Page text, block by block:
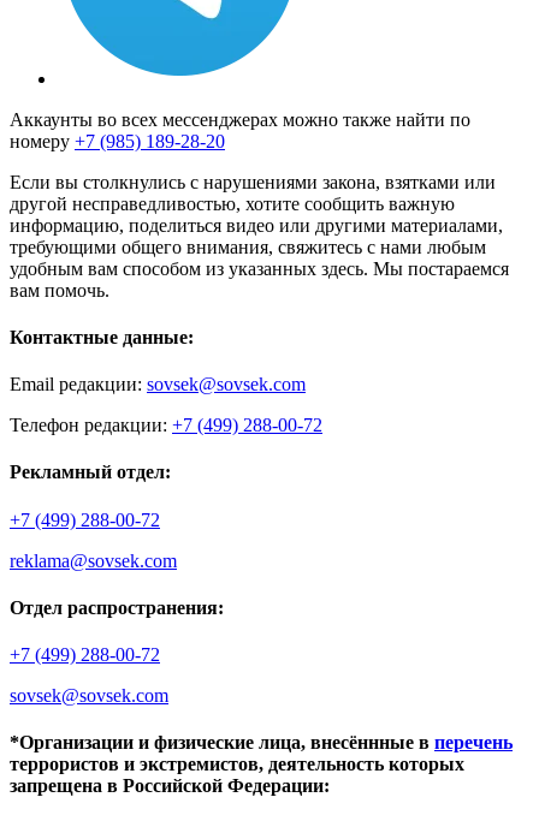
Аккаунты во всех мессенджерах можно также найти по
номеру +7 (985) 189-28-20
Если вы столкнулись с нарушениями закона, взятками или
другой несправедливостью, хотите сообщить важную
информацию, поделиться видео или другими материалами,
требующими общего внимания, свяжитесь с нами любым
удобным вам способом из указанных здесь. Мы постараемся
вам помочь.
Контактные данные:
Email редакции: sovsek@sovsek.com
Телефон редакции: +7 (499) 288-00-72
Рекламный отдел:
+7 (499) 288-00-72
reklama@sovsek.com
Отдел распространения:
+7 (499) 288-00-72
sovsek@sovsek.com
*Организации и физические лица, внесённные в перечень
террористов и экстремистов, деятельность которых
запрещена в Российской Федерации: